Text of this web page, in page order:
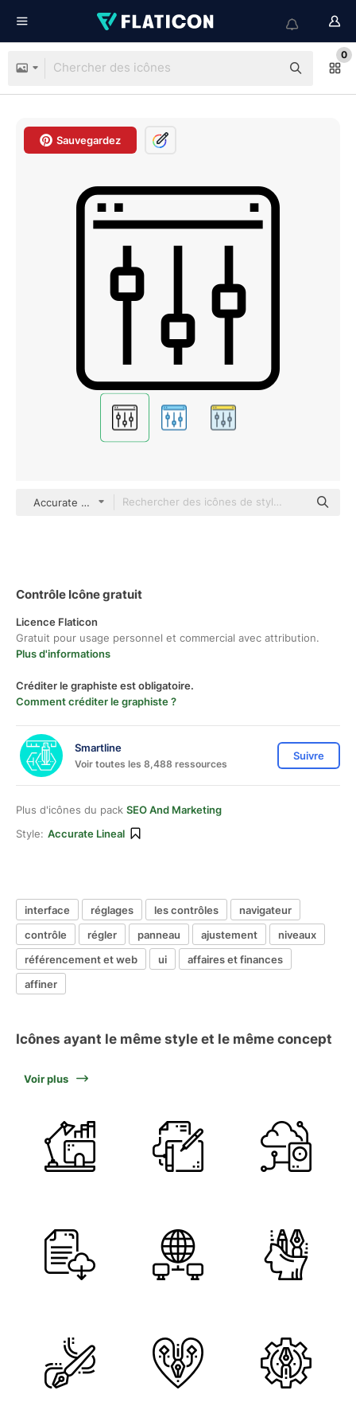
0
Sauvegardez
Accurate Lineal
Contrôle Icône gratuit
Licence Flaticon
Gratuit pour usage personnel et commercial avec attribution.
Plus d'informations
Créditer le graphiste est obligatoire.
Comment créditer le graphiste ?
Smartline
Voir toutes les 8,488 ressources
Suivre
Plus d'icônes du pack SEO And Marketing
Style: Accurate Lineal
interface réglages les contrôles
navigateur
contrôle
régler panneau ajustement
niveaux
référencement et web
ui
affaires et finances
affiner
Icônes ayant le même style et le même concept
Voir plus